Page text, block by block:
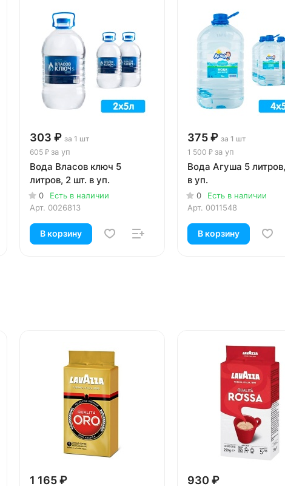
303 ₽ за 1 шт
605 ₽ за уп
Вода Власов ключ 5
литров, 2 шт. в уп.
0
Есть в наличии
Арт. 0026813
В корзину
375 ₽ за 1 шт
1 500 ₽ за уп
Вода Агуша 5
в уп.
0
Есть в наличии
Арт. 0011548
В корзину
1 165 ₽ 930 ₽